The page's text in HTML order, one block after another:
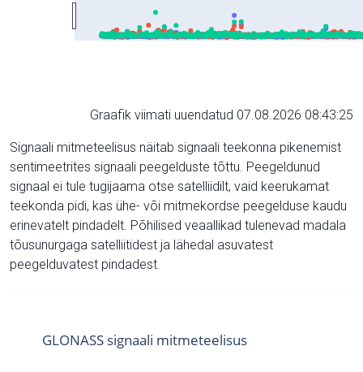
Graafik viimati uuendatud 07.08.2026 08:43:25
Signaali mitmeteelisus näitab signaali teekonna pikenemist
sentimeetrites signaali peegelduste tõttu. Peegeldunud
signaal ei tule tugijaama otse satelliidilt, vaid keerukamat
teekonda pidi, kas ühe- või mitmekordse peegelduse kaudu
erinevatelt pindadelt. Põhilised veaallikad tulenevad madala
tõusunurgaga satelliitidest ja lähedal asuvatest
peegelduvatest pindadest.
GLONASS signaali mitmeteelisus